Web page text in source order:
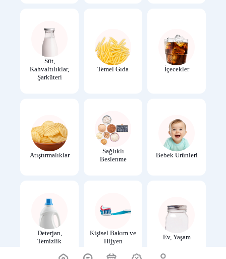
Süt,
Kahvaltılıklar,
Şarküteri
Temel Gıda İçecekler
Atıştırmalıklar
Sağlıklı
Beslenme
Bebek Ürünleri
Deterjan,
Temizlik
Kişisel Bakım ve
Hijyen
Ev, Yaşam